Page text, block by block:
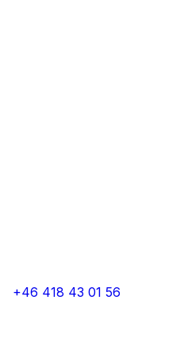
+46 418 43 01 56